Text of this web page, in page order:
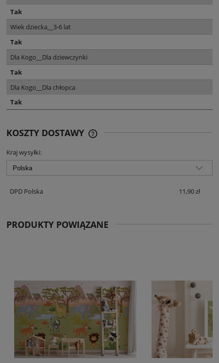
Tak
Wiek dziecka__3-6 lat
Tak
Dla Kogo__Dla dziewczynki
Tak
Dla Kogo__Dla chłopca
Tak
KOSZTY DOSTAWY
Kraj wysyłki:
DPD Polska 11,90 zł
PRODUKTY POWIĄZANE